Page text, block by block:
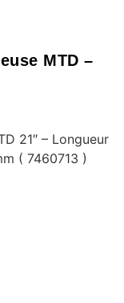
MTD –
21″ – Longueur
( 7460713 )